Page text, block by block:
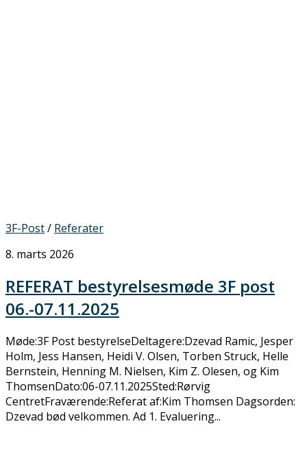
3F-Post/ Referater
8. marts 2026
REFERAT bestyrelsesmøde 3F post
06.-07.11.2025
Møde:3F Post bestyrelseDeltagere:Dzevad Ramic, Jesper
Holm, Jess Hansen, Heidi V. Olsen, Torben Struck, Helle
Bernstein, Henning M. Nielsen, Kim Z. Olesen, og Kim
ThomsenDato:06-07.11.2025Sted:Rørvig
CentretFraværende:Referat af:Kim Thomsen Dagsorden:
Dzevad bød velkommen. Ad 1. Evaluering...